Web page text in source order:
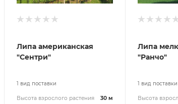
Липа американская
"Сентри"
1 вид поставки
Высота взрослого растения 30 м
Липа
"Ранчо"
1 вид поставки
Высота